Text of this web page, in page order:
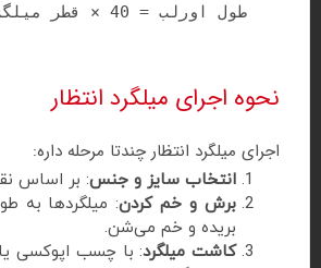
نحوه اجرای میلگرد انتظار
اجرای میلگرد انتظار چندتا مرحله داره:
انتخاب سایز و جنس: بر اساس
برش و خم کردن: میلگردها به
بریده و خم می‌شن.
کاشت میلگرد: با چسب اپوکسی